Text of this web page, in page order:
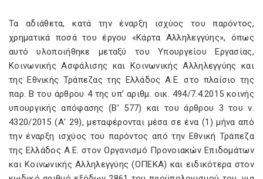
Τα αδιάθετα, κατά την έναρξη ισχύος του παρόντος,
χρηματικά ποσά του έργου «Κάρτα Αλληλεγγύης», όπως
αυτό υλοποιήθηκε μεταξύ του Υπουργείου Εργασίας,
Κοινωνικής Ασφάλισης και Κοινωνικής Αλληλεγγύης και
της Εθνικής Τράπεζας της Ελλάδος Α.Ε. στο πλαίσιο της
παρ. Β του άρθρου 4 της υπ’ αριθμ. οικ. 494/7.4.2015 κοινής
υπουργικής απόφασης (Β’ 577) και του άρθρου 3 του ν.
4320/2015 (Α’ 29), μεταφέρονται μέσα σε ένα (1) μήνα από
την έναρξη ισχύος του παρόντος από την Εθνική Τράπεζα
της Ελλάδος Α.Ε. στον Οργανισμό Προνοιακών Επιδομάτων
και Κοινωνικής Αλληλεγγύης (ΟΠΕΚΑ) και ειδικότερα στον